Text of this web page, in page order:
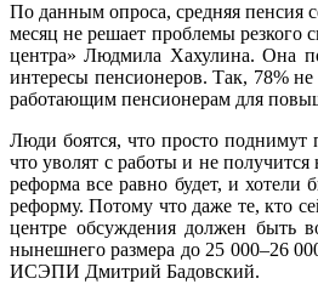
По данным опроса, средняя пенсия
месяц не решает проблемы резкого
центра» Людмила Хахулина. Она
интересы пенсионеров. Так, 78%
работающим пенсионерам для
Люди боятся, что просто поднимут
что уволят с работы и не
реформа все равно будет, и
реформу. Потому что даже те, кто
центре обсуждения должен быть
нынешнего размера до 25 000–26
ИСЭПИ Дмитрий Бадовский.